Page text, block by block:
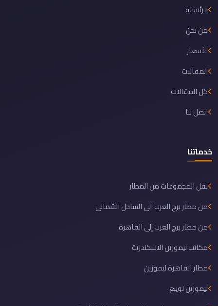
الرئيسية
من نحن
الأسعار
المقالات
كل المقالات
اتصل بنا
خدماتنا
نقل المجموعات من المطار
من مطار برج العرب الى الساحل الشمالي
من مطار برج العرب إلى القاهرة
مكاتب ليموزين الاسكندرية
مطار القاهرة ليموزين
ليموزين نويبع